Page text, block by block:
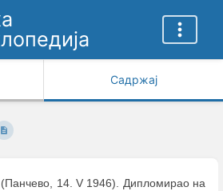
Садржај
14. V 1946). Дипломирао на